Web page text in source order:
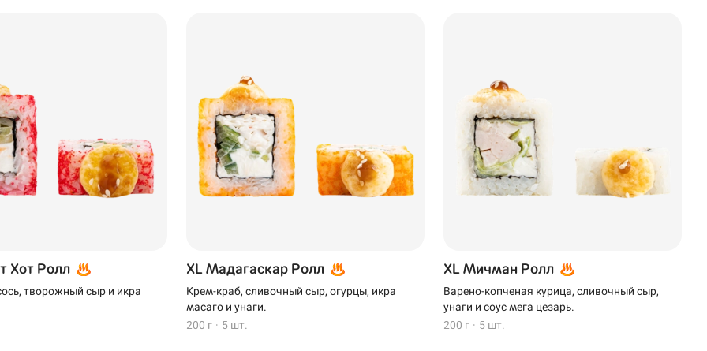
Хот Ролл
творожный сыр и икра
XL Мадагаскар Ролл
Крем-краб, сливочный сыр, огурцы, икра
масаго и унаги.
200 г · 5 шт.
XL Мичман Ролл
Варено-копченая курица, сливочный сыр,
унаги и соус мега цезарь.
200 г · 5 шт.